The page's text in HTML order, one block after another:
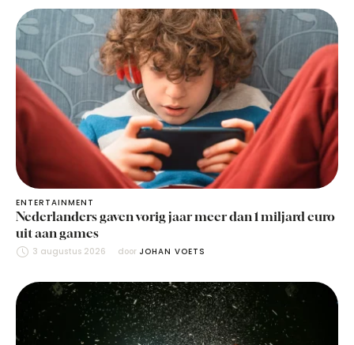
ENTERTAINMENT
Nederlanders gaven vorig jaar meer dan 1 miljard euro
uit aan games
3 augustus 2026 door JOHAN VOETS